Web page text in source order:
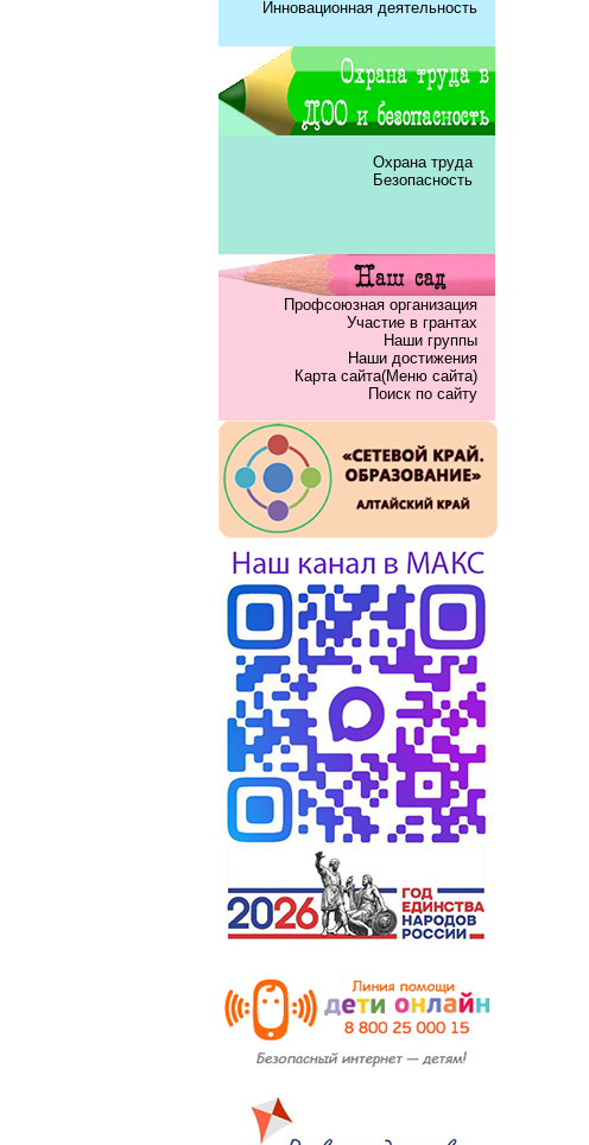
Инновационная деятельность
Охрана труда
Безопасность
Профсоюзная организация
Участие в грантах
Наши группы
Наши достижения
Карта сайта(Меню сайта)
Поиск по сайту